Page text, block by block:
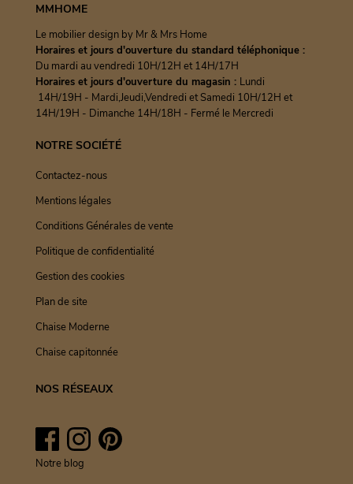
MMHOME
Le mobilier design by Mr & Mrs Home
Horaires et jours d'ouverture du standard téléphonique :
Du mardi au vendredi 10H/12H et 14H/17H
Horaires et jours d'ouverture du magasin : Lundi
14H/19H - Mardi,Jeudi,Vendredi et Samedi 10H/12H et
14H/19H - Dimanche 14H/18H - Fermé le Mercredi
NOTRE SOCIÉTÉ
Contactez-nous
Mentions légales
Conditions Générales de vente
Politique de confidentialité
Gestion des cookies
Plan de site
Chaise Moderne
Chaise capitonnée
NOS RÉSEAUX
FacebookInstagramPinterest
Notre blog